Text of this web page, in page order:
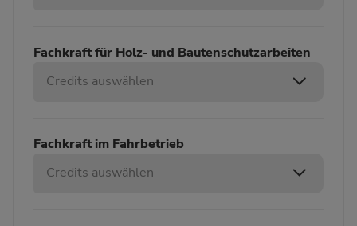
Fachkraft für Holz- und Bautenschutzarbeiten
Credits auswählen
Fachkraft im Fahrbetrieb
Credits auswählen